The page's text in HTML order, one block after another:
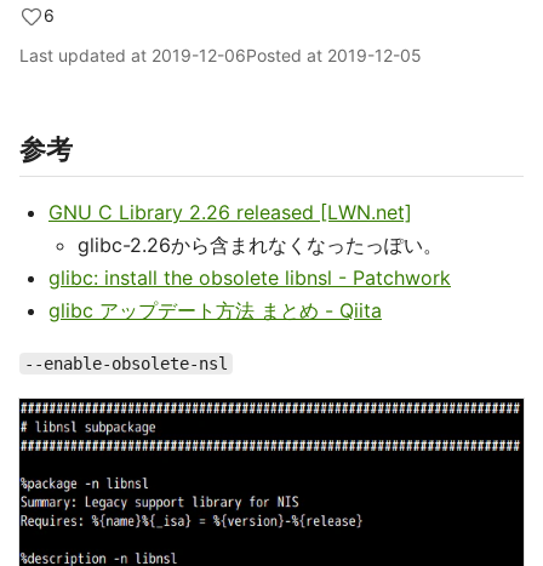
6
Last updated at 2019-12-06Posted at 2019-12-05
参考
GNU C Library 2.26 released [LWN.net]
glibc-2.26から含まれなくなったっぽい。
glibc: install the obsolete libnsl - Patchwork
glibc アップデート方法 まとめ - Qiita
--enable-obsolete-nsl